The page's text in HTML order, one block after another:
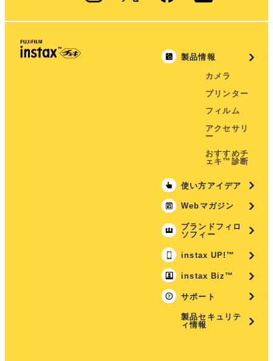
製品情報
カメラ
プリンター
フィルム
アクセサリ
ー
おすすめチ
ェキ™診断
使い方アイデア
Webマガジン
ブランドフィロ
ソフィー
instax UP!™
instax Biz™
サポート
製品セキュリテ
ィ情報